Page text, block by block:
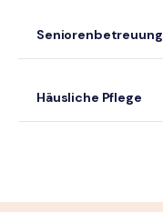
Seniorenbetreuung
Häusliche Pflege